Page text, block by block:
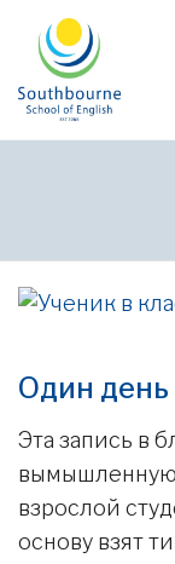
Один день
Эта запись в
взрослой
основу взят